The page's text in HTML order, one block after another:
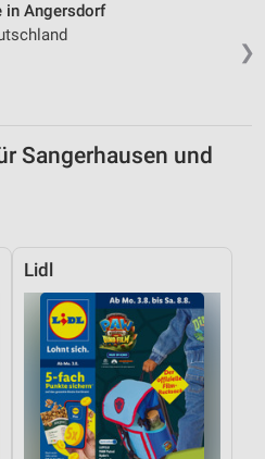
❯
in Angersdorf
Sangerhausen und
Lidl